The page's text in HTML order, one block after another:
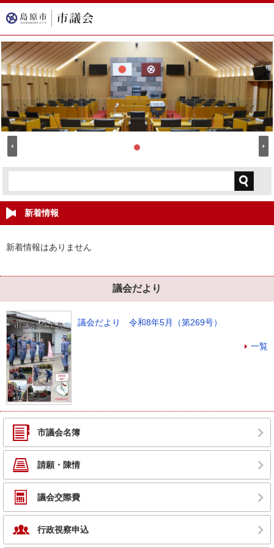
新着情報
新着情報はありません
議会だより
議会だより 令和8年5月（第269号）
一覧
市議会名簿
請願・陳情
議会交際費
行政視察申込